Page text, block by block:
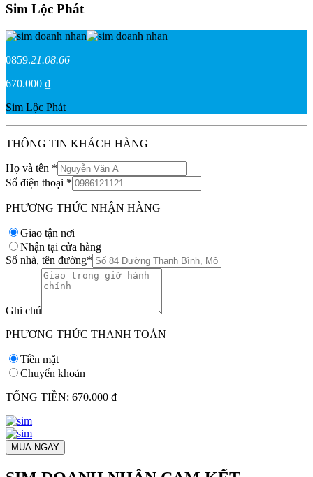
Sim Lộc Phát
0859.21.08.66
670.000 ₫
Sim Lộc Phát
THÔNG TIN KHÁCH HÀNG
Họ và tên *
Số điện thoại *
PHƯƠNG THỨC NHẬN HÀNG
Giao tận nơi
Nhận tại cửa hàng
Số nhà, tên đường*
Ghi chú
PHƯƠNG THỨC THANH TOÁN
Tiền mặt
Chuyển khoản
TỔNG TIỀN: 670.000 ₫
MUA NGAY